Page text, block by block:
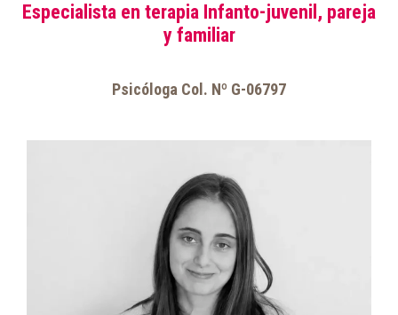
Especialista en terapia Infanto-juvenil, pareja
y familiar
Psicóloga Col. Nº G-06797